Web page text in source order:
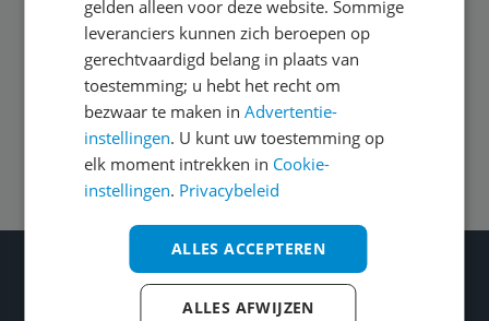
Algemeen
Zakelijk
Volg ons op
Wat je ook kiest: Blijf kieskeurig
Gecontroleerde reviews
gelden alleen voor deze website. Sommige
leveranciers kunnen zich beroepen op
gerechtvaardigd belang in plaats van
toestemming; u hebt het recht om
bezwaar te maken inAdvertentie-
instellingen. U kunt uw toestemming op
elk moment intrekken in Cookie-
instellingen. Privacybeleid
ALLES ACCEPTEREN
ALLES AFWIJZEN